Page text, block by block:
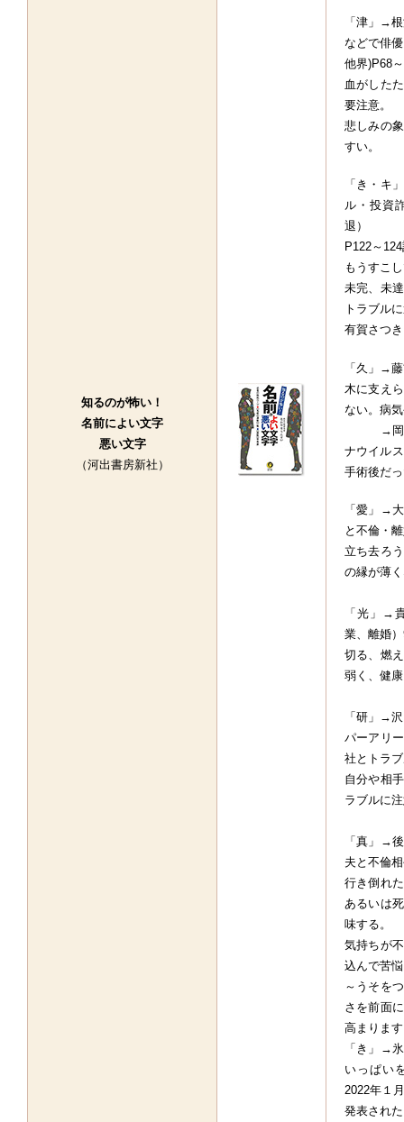
知るのが怖い！
名前によい文字
悪い文字
（河出書房新社）
「津」→
などで俳
他界)P68
血がした
要注意。
悲しみの
すい。
「き・キ
ル・投資
退）
P122～
もうすこ
未完、未
トラブル
有賀さつ
「久」→
木に支え
ない。病
→岡江久
ナウイル
手術後だ
「愛」→
と不倫・
立ち去ろ
の縁が薄
「光」→
業、離婚
切る、燃
弱く、健
「研」→
パーアリ
社とトラ
自分や相
ラブルに
「真」→
夫と不倫
行き倒れ
あるいは
味する。
気持ちが
込んで苦
～うそを
さを前面
高まりま
「き」→
いっぱい
2022年１
発表され